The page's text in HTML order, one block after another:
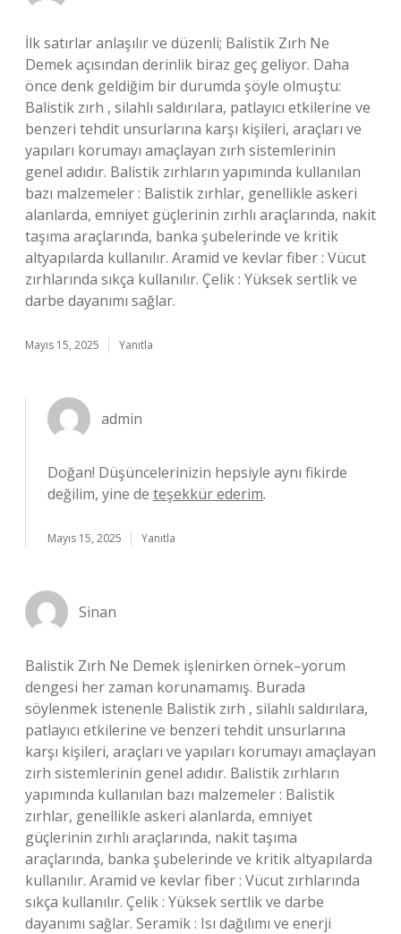
İlk satırlar anlaşılır ve düzenli; Balistik Zırh Ne
Demek açısından derinlik biraz geç geliyor. Daha
önce denk geldiğim bir durumda şöyle olmuştu:
Balistik zırh , silahlı saldırılara, patlayıcı etkilerine ve
benzeri tehdit unsurlarına karşı kişileri, araçları ve
yapıları korumayı amaçlayan zırh sistemlerinin
genel adıdır. Balistik zırhların yapımında kullanılan
bazı malzemeler : Balistik zırhlar, genellikle askeri
alanlarda, emniyet güçlerinin zırhlı araçlarında, nakit
taşıma araçlarında, banka şubelerinde ve kritik
altyapılarda kullanılır. Aramid ve kevlar fiber : Vücut
zırhlarında sıkça kullanılır. Çelik : Yüksek sertlik ve
darbe dayanımı sağlar.
Mayıs 15, 2025 Yanıtla
admin
Doğan! Düşüncelerinizin hepsiyle aynı fikirde
değilim, yine de teşekkür ederim.
Mayıs 15, 2025 Yanıtla
Sinan
Balistik Zırh Ne Demek işlenirken örnek–yorum
dengesi her zaman korunamamış. Burada
söylenmek istenenle Balistik zırh , silahlı saldırılara,
patlayıcı etkilerine ve benzeri tehdit unsurlarına
karşı kişileri, araçları ve yapıları korumayı amaçlayan
zırh sistemlerinin genel adıdır. Balistik zırhların
yapımında kullanılan bazı malzemeler : Balistik
zırhlar, genellikle askeri alanlarda, emniyet
güçlerinin zırhlı araçlarında, nakit taşıma
araçlarında, banka şubelerinde ve kritik altyapılarda
kullanılır. Aramid ve kevlar fiber : Vücut zırhlarında
sıkça kullanılır. Çelik : Yüksek sertlik ve darbe
dayanımı sağlar. Seramik : Isı dağılımı ve enerji